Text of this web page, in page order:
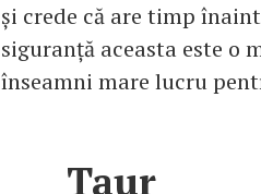
și crede că are timp
siguranță aceasta este o
înseamni mare lucru
Taur